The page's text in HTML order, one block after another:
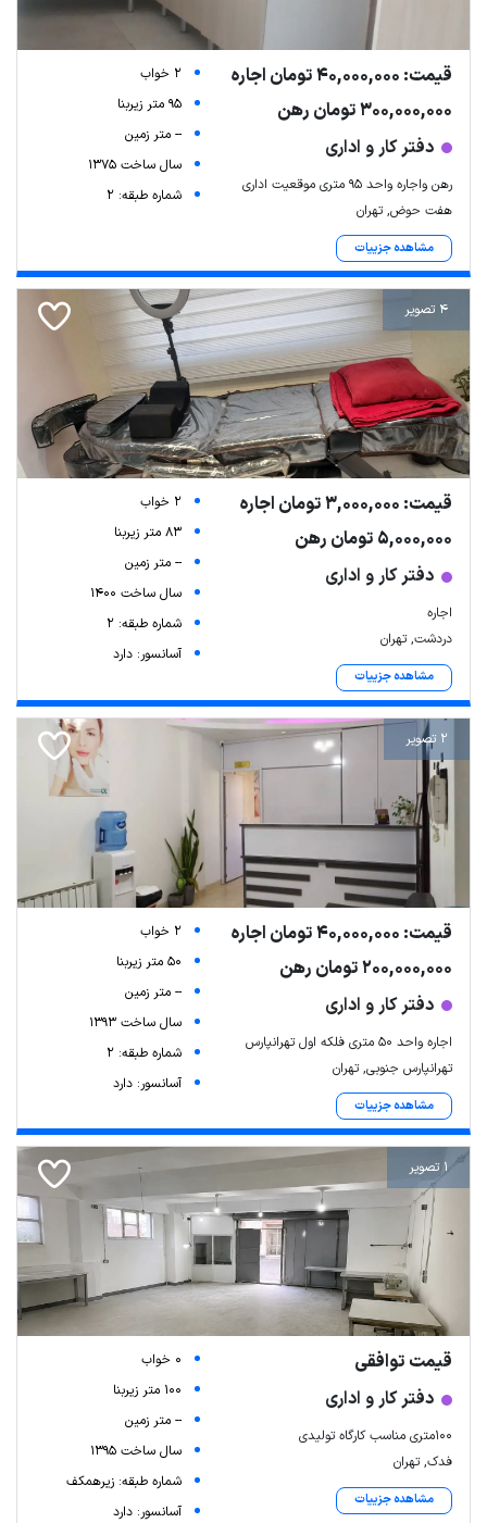
قیمت: 40,000,000 تومان اجاره
300,000,000 تومان رهن
دفتر کار و اداری
رهن واجاره واحد ۹۵ متری موقعیت اداری
هفت حوض, تهران
مشاهده جزییات
2 خواب
95 متر زیربنا
-- متر زمین
سال ساخت 1375
شماره طبقه: 2
4 تصویر
قیمت: 3,000,000 تومان اجاره
5,000,000 تومان رهن
دفتر کار و اداری
اجاره
دردشت, تهران
مشاهده جزییات
2 خواب
83 متر زیربنا
-- متر زمین
سال ساخت 1400
شماره طبقه: 2
آسانسور: دارد
2 تصویر
قیمت: 40,000,000 تومان اجاره
200,000,000 تومان رهن
دفتر کار و اداری
اجاره واحد ۵۰ متری فلکه اول تهرانپارس
تهرانپارس جنوبی, تهران
مشاهده جزییات
2 خواب
50 متر زیربنا
-- متر زمین
سال ساخت 1393
شماره طبقه: 2
آسانسور: دارد
1 تصویر
قیمت توافقی
دفتر کار و اداری
100متری مناسب کارگاه تولیدی
فدک, تهران
مشاهده جزییات
0 خواب
100 متر زیربنا
-- متر زمین
سال ساخت 1395
شماره طبقه: زیرهمکف
آسانسور: دارد